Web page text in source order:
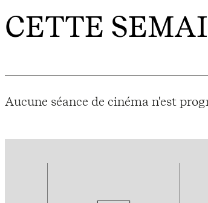
CETTE
Aucune séance de cinéma n'est